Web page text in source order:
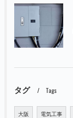
タグ Tags
大阪 電気工事